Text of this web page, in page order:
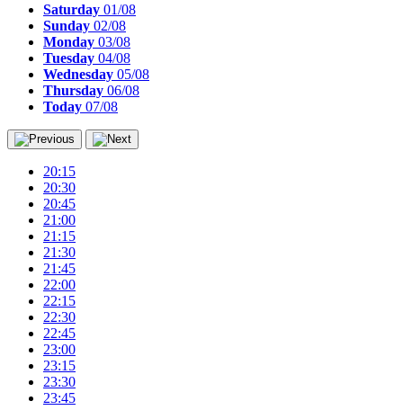
Saturday 01/08
Sunday 02/08
Monday 03/08
Tuesday 04/08
Wednesday 05/08
Thursday 06/08
Today 07/08
20:15
20:30
20:45
21:00
21:15
21:30
21:45
22:00
22:15
22:30
22:45
23:00
23:15
23:30
23:45